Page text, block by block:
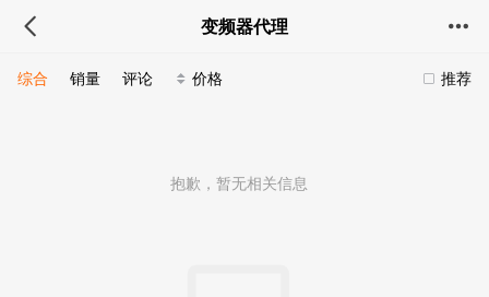
变频器代理
推荐
综合 销量 评论 价格
抱歉，暂无相关信息